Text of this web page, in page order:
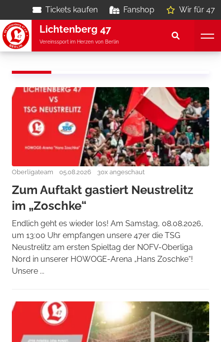
Tickets kaufen Fanshop Wir für 47
Lichtenberg 47
Vereinssport im Herzen von Berlin
Oberligateam 05.08.2026 30x angeschaut
Zum Auftakt gastiert Neustrelitz
im „Zoschke“
Endlich geht es wieder los! Am Samstag, 08.08.2026,
um 13:00 Uhr empfangen unsere 47er die TSG
Neustrelitz am ersten Spieltag der NOFV-Oberliga
Nord in unserer HOWOGE-Arena „Hans Zoschke“!
Unsere ...